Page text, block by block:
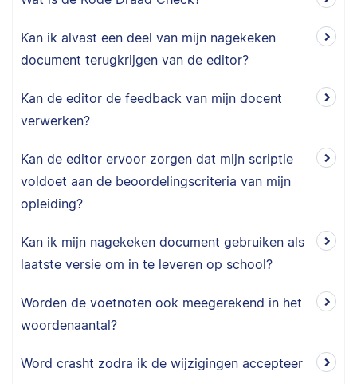
Kan ik alvast een deel van mijn nagekeken
document terugkrijgen van de editor?
Kan de editor de feedback van mijn docent
verwerken?
Kan de editor ervoor zorgen dat mijn scriptie
voldoet aan de beoordelingscriteria van mijn
opleiding?
Kan ik mijn nagekeken document gebruiken als
laatste versie om in te leveren op school?
Worden de voetnoten ook meegerekend in het
woordenaantal?
Word crasht zodra ik de wijzigingen accepteer